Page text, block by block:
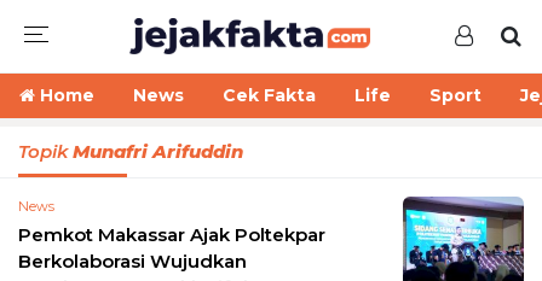
Home News Cek Fakta Life Sport
TopikMunafri Arifuddin
News
Pemkot Makassar Ajak Poltekpar
Berkolaborasi Wujudkan